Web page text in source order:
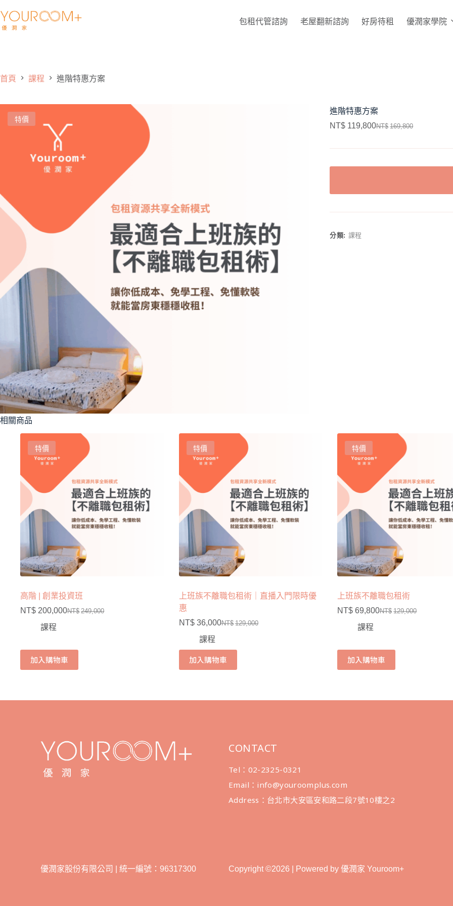
包租代管諮詢 老屋翻新諮詢 好房待租 優潤家學院
首頁 課程 進階特惠方案
特價
進階特惠方案
NT$ 169,800
NT$ 119,800
L
E
分類: 課程
相關商品
特價
高階 | 創業投資班
NT$ 249,000
NT$ 200,000
課程
加入購物車
特價
上班族不離職包租術｜直播入門限時優
惠
NT$ 129,000
NT$ 36,000
課程
加入購物車
特價
上班族不離職包租術
NT$ 129,000
NT$ 69,800
課程
加入購物車
CONTACT
Tel：02-2325-0321
Email：info@youroomplus.com
Address：台北市大安區安和路二段7號10樓之2
優潤家股份有限公司 | 統一編號：96317300 Copyright ©2026 | Powered by 優潤家 Youroom+